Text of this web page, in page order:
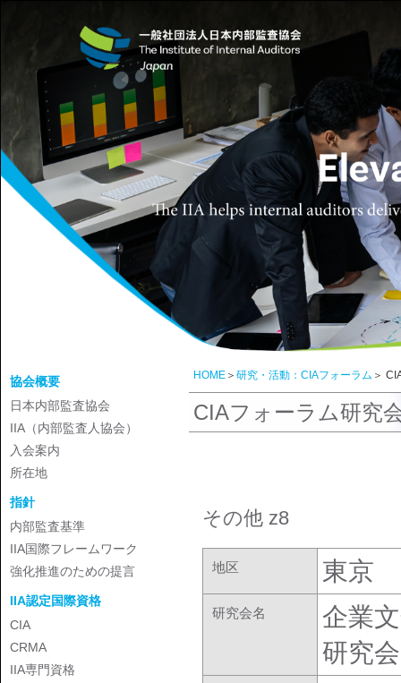
協会概要
日本内部監査協会
IIA（内部監査人協会）
入会案内
所在地
指針
内部監査基準
IIA国際フレームワーク
強化推進のための提言
IIA認定国際資格
CIA
CRMA
IIA専門資格
HOME ＞ 研究・活動：CIAフォーラム ＞
CIAフォーラム研究
その他 z8
地区 東京
研究会名
企業
研究会